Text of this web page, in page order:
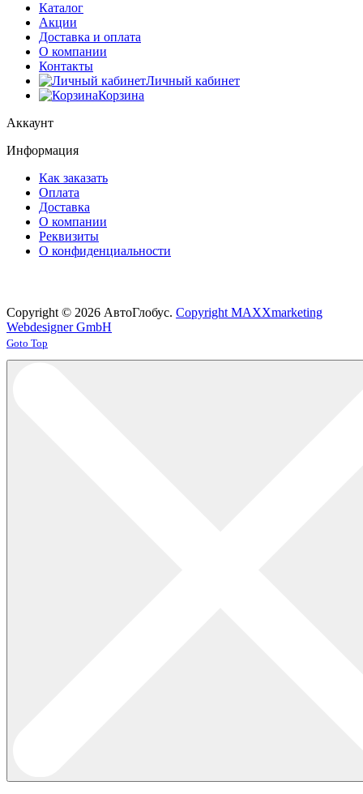
Каталог
Акции
Доставка и оплата
О компании
Контакты
Личный кабинет
Корзина
Аккаунт
Информация
Как заказать
Оплата
Доставка
О компании
Реквизиты
О конфиденциальности
Copyright © 2026 АвтоГлобус. Copyright MAXXmarketing
Webdesigner GmbH
Joomla! 3 Templates
Goto Top